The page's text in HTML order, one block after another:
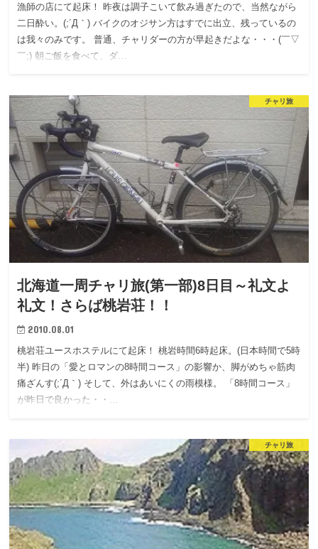
漁師の店にて起床！ 昨夜は調子こいて飲み過ぎたので、当然ながら
二日酔い。(;´Д｀) バイクのオジサン方はすでに出立、残っているの
は我々のみです。 普通、チャリダーの方が早起きだよな・・・(￣▽
￣;) 朝ご飯を食べて、ダ…
チャリ旅
北海道一周チャリ旅(第一部)8日目～礼文よ
礼文！さらば桃岩荘！！
2010.08.01
桃岩荘ユースホステルにて起床！ 桃岩時間6時起床。(日本時間で5時
半) 昨日の「愛とロマンの8時間コース」の影響か、脚がめちゃ筋肉
痛ざんす(;´Д｀) そして、外はあいにくの雨模様。 「8時間コース」
が昨日で良かった・・…
チャリ旅